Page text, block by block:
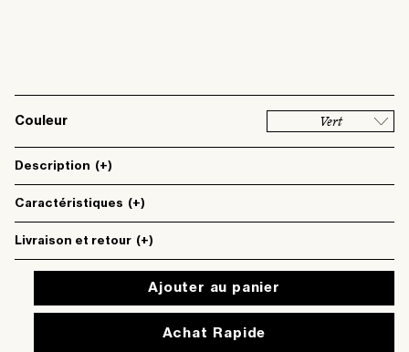
Couleur Vert
Description (+)
Caractéristiques (+)
Livraison et retour (+)
Ajouter au panier